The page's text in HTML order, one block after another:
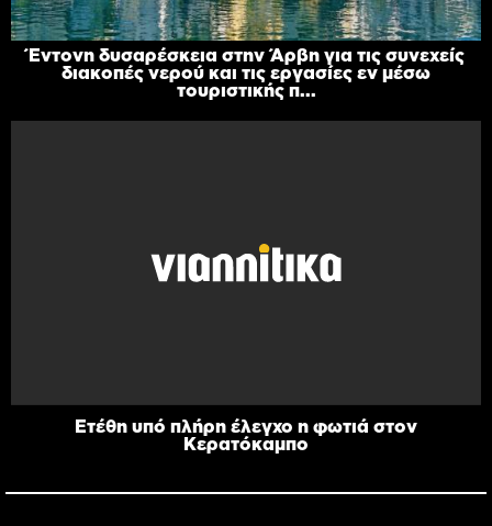
Έντονη δυσαρέσκεια στην Άρβη για τις συνεχείς
διακοπές νερού και τις εργασίες εν μέσω
τουριστικής π...
Ετέθη υπό πλήρη έλεγχο η φωτιά στον
Κερατόκαμπο